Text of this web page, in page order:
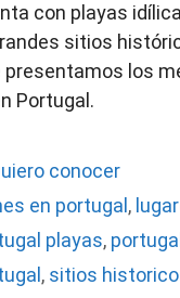
con playas
sitios
presentamos los
Portugal.
conocer
en portugal ,
playas,
, sitios